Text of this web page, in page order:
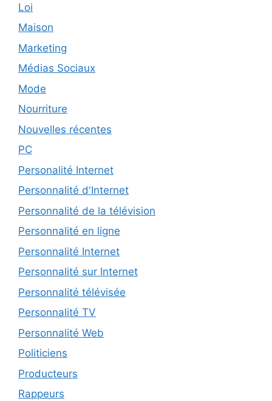
Loi
Maison
Marketing
Médias Sociaux
Mode
Nourriture
Nouvelles récentes
PC
Personalité Internet
Personnalité d'Internet
Personnalité de la télévision
Personnalité en ligne
Personnalité Internet
Personnalité sur Internet
Personnalité télévisée
Personnalité TV
Personnalité Web
Politiciens
Producteurs
Rappeurs